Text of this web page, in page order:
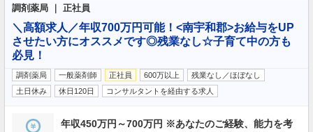
調剤薬局 ｜ 正社員
＼高額求人／年収700万円可能！<南宇和郡>お給与をUP
させたい方にオススメです◎残業なし☆子育て中の方も
必見！
調剤薬局 一般薬剤師 正社員 600万以上
残業なし／ほぼなし
土日休み
休日120日 コンサルタントを経由する求人
年収450万円～700万円 ※あなたのご経験、能力を考